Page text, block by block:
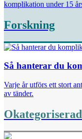
komplikation under 15
Forskning
Så hanterar du
Varje år utförs ett stort
av tänder.